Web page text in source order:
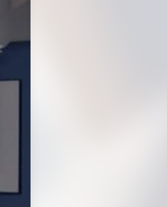
کسب درآمد از
021 28428845